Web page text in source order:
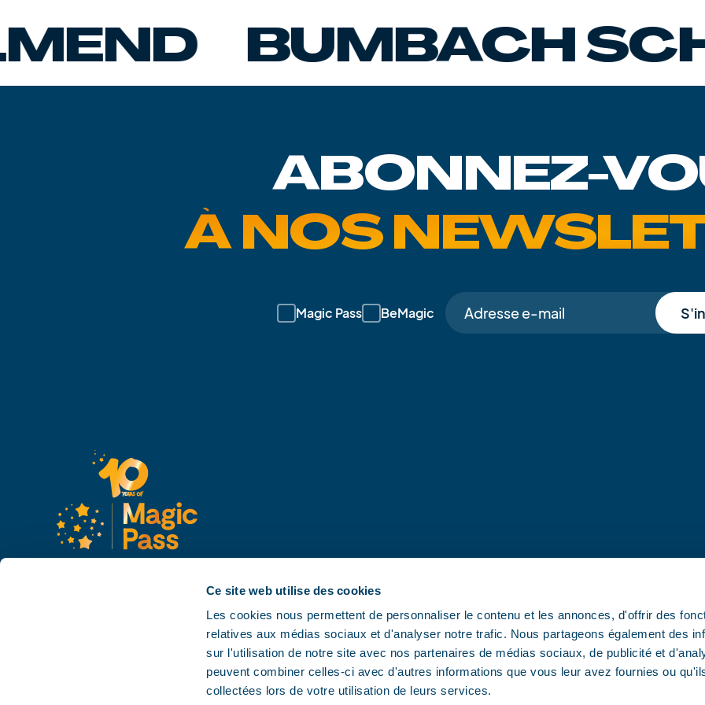
Ce site web utilise des cookies
Les cookies nous permettent de personnaliser le contenu et les annonces, d'offrir des
relatives aux médias sociaux et d'analyser notre trafic. Nous partageons également des
sur l'utilisation de notre site avec nos partenaires de médias sociaux, de publicité et
peuvent combiner celles-ci avec d'autres informations que vous leur avez fournies ou
collectées lors de votre utilisation de leurs services.
BUMBACH
ABONNEZ-
À NOS
Magic Pass BeMagic